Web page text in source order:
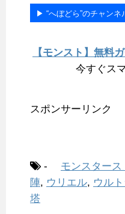
▶︎ “へぼどら”のチャンネ
【モンスト】無料
今すぐス
スポンサーリンク
- モンスタース
陣, ウリエル, ウル
塔